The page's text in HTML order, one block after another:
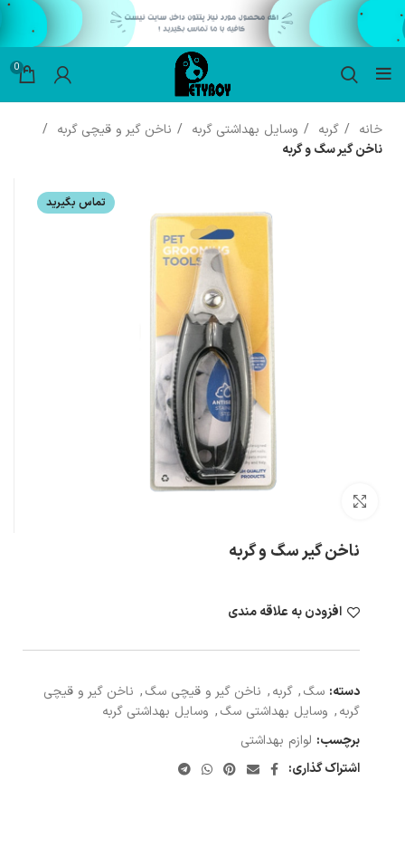
0
خانه گربه وسایل بهداشتی گربه
ناخن گیر و قیچی گربه
ناخن گیر سگ و گربه
تماس بگیرید
ناخن گیر سگ و گربه
افزودن به علاقه مندی
دسته: سگ, گربه, ناخن گیر و قیچی سگ, ناخن گیر و قیچی
گربه, وسایل بهداشتی سگ, وسایل بهداشتی گربه
برچسب: لوازم بهداشتی
اشتراک گذاری: